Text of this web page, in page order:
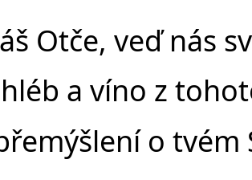
Otče, veď nás
a víno z
o tvém